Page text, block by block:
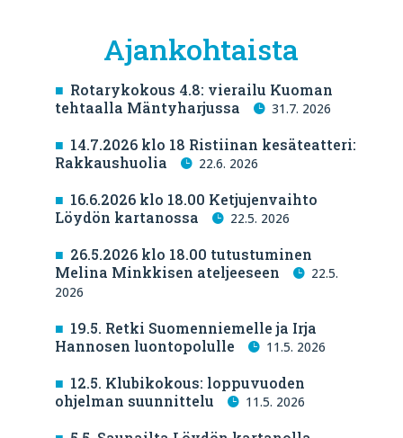
Ajankohtaista
Rotarykokous 4.8: vierailu Kuoman
tehtaalla Mäntyharjussa
31.7. 2026
14.7.2026 klo 18 Ristiinan kesäteatteri:
Rakkaushuolia
22.6. 2026
16.6.2026 klo 18.00 Ketjujenvaihto
Löydön kartanossa
22.5. 2026
26.5.2026 klo 18.00 tutustuminen
Melina Minkkisen ateljeeseen
22.5.
2026
19.5. Retki Suomenniemelle ja Irja
Hannosen luontopolulle
11.5. 2026
12.5. Klubikokous: loppuvuoden
ohjelman suunnittelu
11.5. 2026